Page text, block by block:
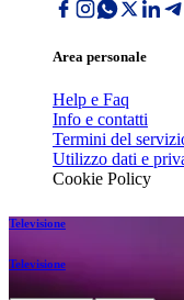
Area personale
Help e Faq
Info e contatti
Termini del
Utilizzo dati e
Cookie Policy
Televisione
Televisione